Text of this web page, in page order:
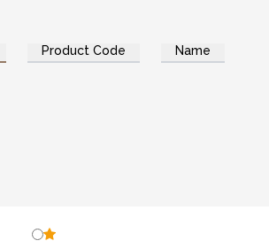
Product Code Name